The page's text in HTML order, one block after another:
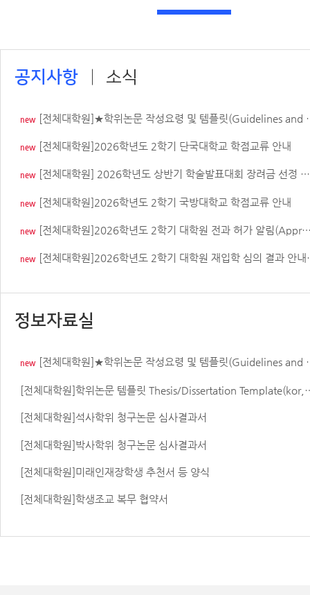
공지사항
new [전체대학원]★학위논문 작성요령 및 템플릿(Guidelines and Templates for Thesis Writing)
new [전체대학원]2026학년도 2학기 단국대학교 학점교류 안내
new [전체대학원] 2026학년도 상반기 학술발표대회 장려금 선정 결과 알림
new [전체대학원]2026학년도 2학기 국방대학교 학점교류 안내
new [전체대학원]2026학년도 2학기 대학원 전과 허가 알림(Approval for Graduate Program Transfer)
new [전체대학원]2026학년도 2학기 대학원 재입학 심의 결과 안내(Graduate School Readmission Review Results for Fall Semester 2026)
소식
정보자료실
new [전체대학원]★학위논문 작성요령 및 템플릿(Guidelines and Templates for Thesis Writing)
[전체대학원]학위논
[전체대학원]석사학위 청구논문 심사결과서
[전체대학원]박사학위 청구논문 심사결과서
[전체대학원]미래인재장학생 추천서 등 양식
[전체대학원]학생조교 복무 협약서